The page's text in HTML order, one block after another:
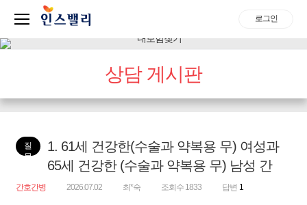
로그인
상담 게시판
질
문
1. 61세 건강한(수술과 약복용 무) 여성과
65세 건강한 (수술과 약복용 무) 남성 간
간호간병 2026.07.02 최*숙 조회수 1833 답변 1